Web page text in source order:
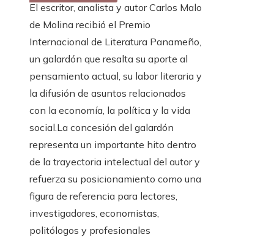
El escritor, analista y autor Carlos Malo
de Molina recibió el Premio
Internacional de Literatura Panameño,
un galardón que resalta su aporte al
pensamiento actual, su labor literaria y
la difusión de asuntos relacionados
con la economía, la política y la vida
social.La concesión del galardón
representa un importante hito dentro
de la trayectoria intelectual del autor y
refuerza su posicionamiento como una
figura de referencia para lectores,
investigadores, economistas,
politólogos y profesionales